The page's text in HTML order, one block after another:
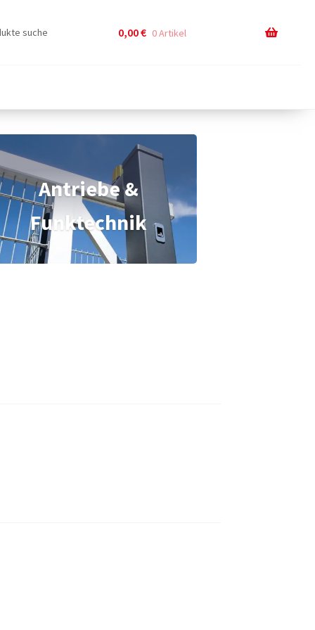
0,00€ 0 Artikel
Antriebe &
Funktechnik